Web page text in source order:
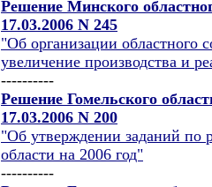
Решение Минского
17.03.2006 N 245
"Об организации областного
увеличение производства и
----------
Решение Гомельского
17.03.2006 N 200
"Об утверждении заданий по
области на 2006 год"
----------